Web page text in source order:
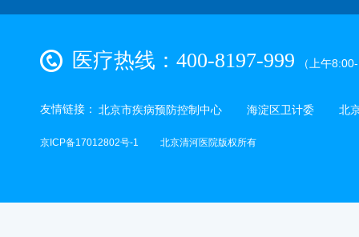
医疗热线：400-8197-999 （上午
北京市疾病预防控制中心 海淀区卫计委 北
友情链接：
京ICP备17012802号-1 北京清河医院版权所有